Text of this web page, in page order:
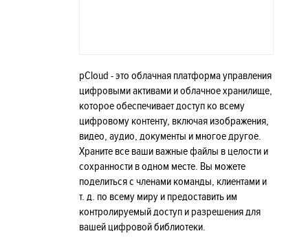
pCloud - это облачная платформа управления
цифровыми активами и облачное хранилище,
которое обеспечивает доступ ко всему
цифровому контенту, включая изображения,
видео, аудио, документы и многое другое.
Храните все ваши важные файлы в целости и
сохранности в одном месте. Вы можете
поделиться с членами команды, клиентами и
т. д. по всему миру и предоставить им
контролируемый доступ и разрешения для
вашей цифровой библиотеки.